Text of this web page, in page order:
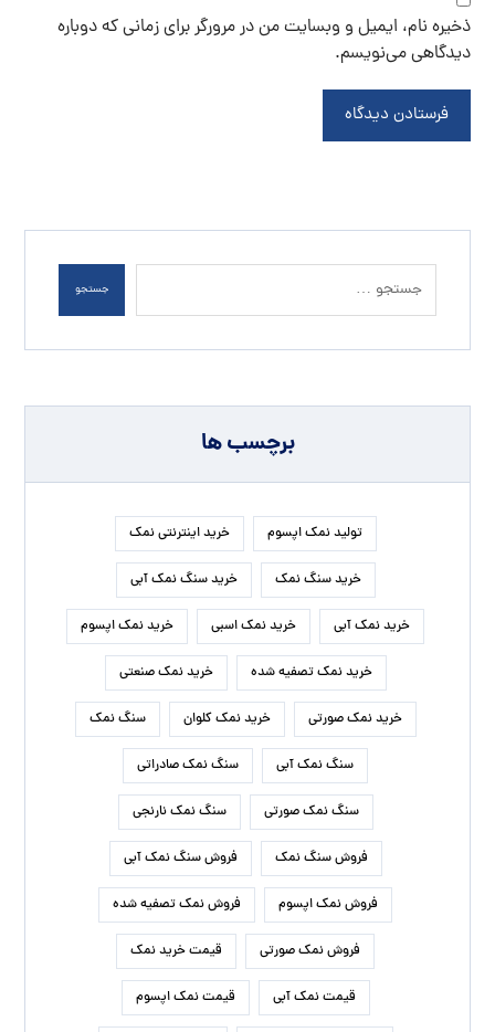
ذخیره نام، ایمیل و وبسایت من در مرورگر برای زمانی که دوباره
دیدگاهی می‌نویسم.
فرستادن دیدگاه
جستجو
برچسب ها
تولید نمک اپسوم خرید اینترنتی نمک
خرید سنگ نمک خرید سنگ نمک آبی
خرید نمک آبی خرید نمک اسبی خرید نمک اپسوم
خرید نمک تصفیه شده خرید نمک صنعتی
خرید نمک صورتی خرید نمک کلوان سنگ نمک
سنگ نمک آبی سنگ نمک صادراتی
سنگ نمک صورتی سنگ نمک نارنجی
فروش سنگ نمک فروش سنگ نمک آبی
فروش نمک اپسوم فروش نمک تصفیه شده
فروش نمک صورتی قیمت خرید نمک
قیمت نمک آبی قیمت نمک اپسوم